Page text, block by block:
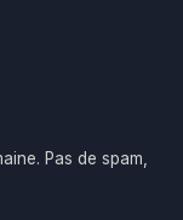
Pas de spam,